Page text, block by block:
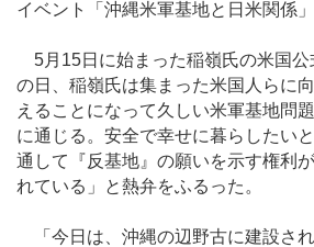
イベント「沖縄米軍基地と日米関係」
5月15日に始まった稲嶺氏の米国公
の日、稲嶺氏は集まった米国人らに
えることになって久しい米軍基地問
に通じる。安全で幸せに暮らしたい
通して『反基地』の願いを示す権利
れている」と熱弁をふるった。
「今日は、沖縄の辺野古に建設さ